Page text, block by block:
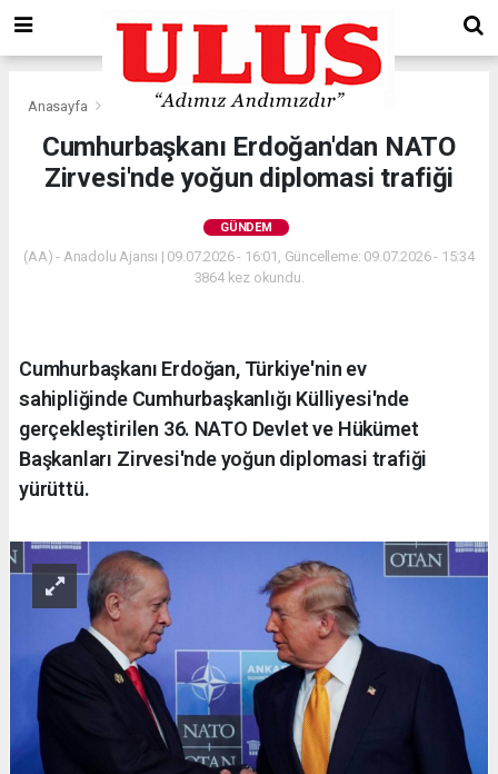
Anasayfa Gündem
Cumhurbaşkanı Erdoğan'dan NATO
Zirvesi'nde yoğun diplomasi trafiği
GÜNDEM
(AA) - Anadolu Ajansı | 09.07.2026 - 16:01, Güncelleme: 09.07.2026 - 15:34
3864 kez okundu.
Cumhurbaşkanı Erdoğan, Türkiye'nin ev
sahipliğinde Cumhurbaşkanlığı Külliyesi'nde
gerçekleştirilen 36.⁠ ⁠NATO Devlet ve Hükümet
Başkanları Zirvesi'nde yoğun diplomasi trafiği
yürüttü.